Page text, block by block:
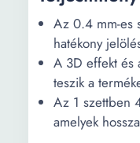
Az 0.4 mm-es
hatékony
A 3D effekt és
teszik a
Az 1 szettben
amelyek